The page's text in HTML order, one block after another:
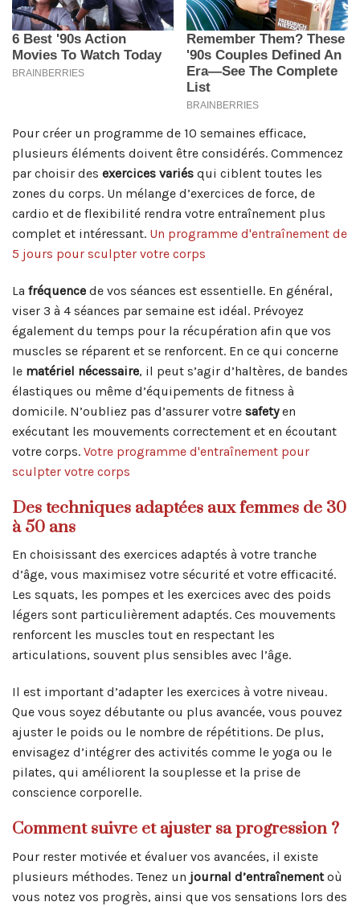
Pour créer un programme de 10 semaines efficace,
plusieurs éléments doivent être considérés. Commencez
par choisir des exercices variés qui ciblent toutes les
zones du corps. Un mélange d’exercices de force, de
cardio et de flexibilité rendra votre entraînement plus
complet et intéressant. Un programme d'entraînement de
5 jours pour sculpter votre corps
La fréquence de vos séances est essentielle. En général,
viser 3 à 4 séances par semaine est idéal. Prévoyez
également du temps pour la récupération afin que vos
muscles se réparent et se renforcent. En ce qui concerne
le matériel nécessaire, il peut s’agir d’haltères, de bandes
élastiques ou même d’équipements de fitness à
domicile. N’oubliez pas d’assurer votre safetyen
exécutant les mouvements correctement et en écoutant
votre corps. Votre programme d'entraînement pour
sculpter votre corps
Des techniques adaptées aux femmes de 30
à 50 ans
En choisissant des exercices adaptés à votre tranche
d’âge, vous maximisez votre sécurité et votre efficacité.
Les squats, les pompes et les exercices avec des poids
légers sont particulièrement adaptés. Ces mouvements
renforcent les muscles tout en respectant les
articulations, souvent plus sensibles avec l’âge.
Il est important d’adapter les exercices à votre niveau.
Que vous soyez débutante ou plus avancée, vous pouvez
ajuster le poids ou le nombre de répétitions. De plus,
envisagez d’intégrer des activités comme le yoga ou le
pilates, qui améliorent la souplesse et la prise de
conscience corporelle.
Comment suivre et ajuster sa progression ?
Pour rester motivée et évaluer vos avancées, il existe
plusieurs méthodes. Tenez un journal d’entraînementoù
vous notez vos progrès, ainsi que vos sensations lors des